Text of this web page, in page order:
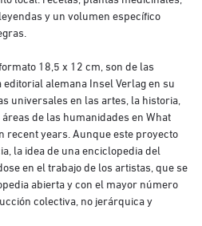
y un volumen específico
18,5 x 12 cm, son de las
alemana Insel Verlag en su
universales en las artes, la historia,
de las humanidades en What
recent years. Aunque este proyecto
la idea de una enciclopedia del
en el trabajo de los artistas, que se
abierta y con el mayor número
colectiva, no jerárquica y